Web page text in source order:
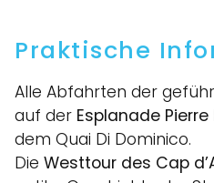
Praktische
Alle Abfahrten der
auf der Esplanade Pierre
dem Quai Di Dominico.
Die Westtour des Cap